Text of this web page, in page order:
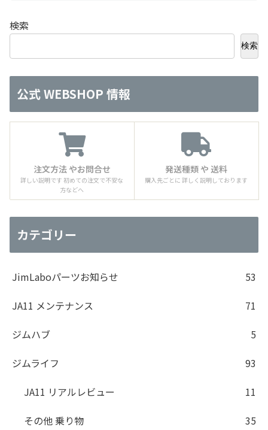
検索
検索
公式 WEBSHOP 情報
注文方法 やお問合せ
詳しい説明です 初めての注文で不安な
方などへ
発送種類 や 送料
購入先ごとに 詳しく説明しております
カテゴリー
JimLaboパーツお知らせ
53
JA11 メンテナンス
71
ジムハブ
5
ジムライフ
93
JA11 リアルレビュー
11
その他 乗り物
35